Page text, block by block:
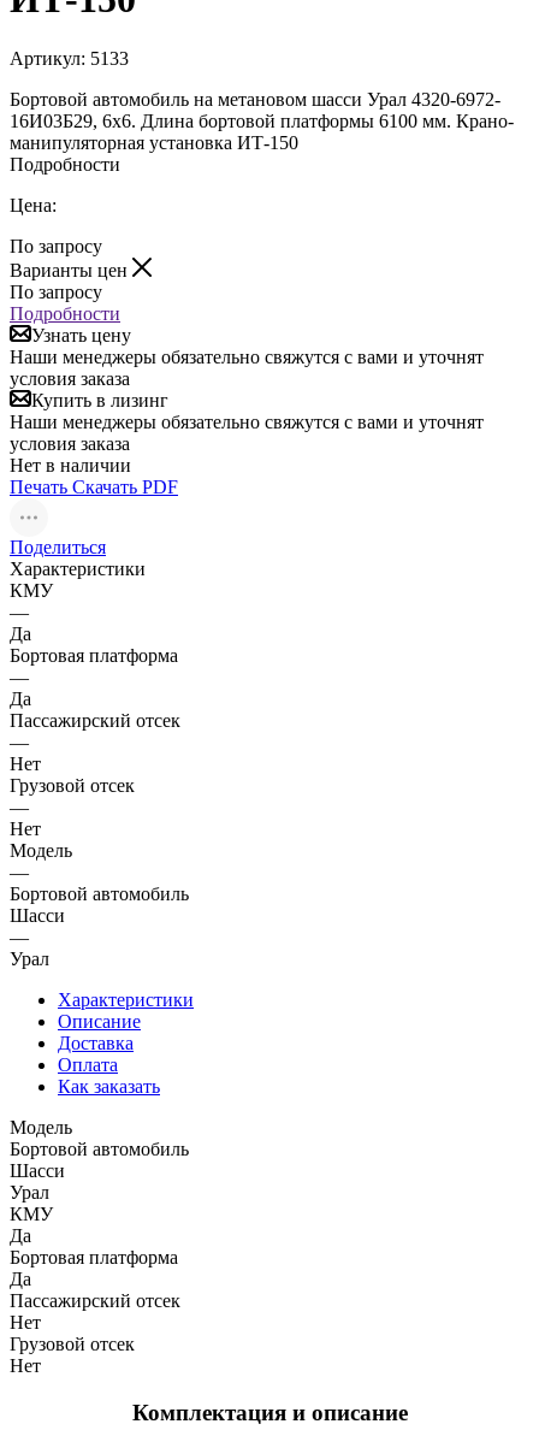
Артикул: 5133
Бортовой автомобиль на метановом шасси Урал 4320-6972-
16И03Б29, 6х6. Длина бортовой платформы 6100 мм. Крано-
манипуляторная установка ИТ-150
Подробности
Цена:
По запросу
Варианты цен
По запросу
Подробности
Узнать цену
Наши менеджеры обязательно свяжутся с вами и уточнят
условия заказа
Купить в лизинг
Наши менеджеры обязательно свяжутся с вами и уточнят
условия заказа
Нет в наличии
Печать Скачать PDF
Поделиться
Характеристики
КМУ
—
Да
Бортовая платформа
—
Да
Пассажирский отсек
—
Нет
Грузовой отсек
—
Нет
Модель
—
Бортовой автомобиль
Шасси
—
Урал
Характеристики
Описание
Доставка
Оплата
Как заказать
Модель
Бортовой автомобиль
Шасси
Урал
КМУ
Да
Бортовая платформа
Да
Пассажирский отсек
Нет
Грузовой отсек
Нет
Комплектация и описание